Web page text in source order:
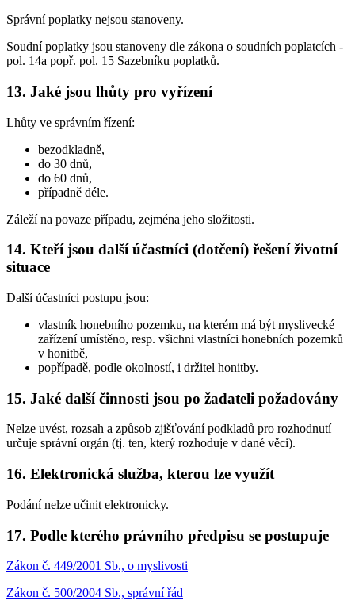
Správní poplatky nejsou stanoveny.
Soudní poplatky jsou stanoveny dle zákona o soudních poplatcích -
pol. 14a popř. pol. 15 Sazebníku poplatků.
13. Jaké jsou lhůty pro vyřízení
Lhůty ve správním řízení:
bezodkladně,
do 30 dnů,
do 60 dnů,
případně déle.
Záleží na povaze případu, zejména jeho složitosti.
14. Kteří jsou další účastníci (dotčení) řešení životní
situace
Další účastníci postupu jsou:
vlastník honebního pozemku, na kterém má být myslivecké
zařízení umístěno, resp. všichni vlastníci honebních pozemků
v honitbě,
popřípadě, podle okolností, i držitel honitby.
15. Jaké další činnosti jsou po žadateli požadovány
Nelze uvést, rozsah a způsob zjišťování podkladů pro rozhodnutí
určuje správní orgán (tj. ten, který rozhoduje v dané věci).
16. Elektronická služba, kterou lze využít
Podání nelze učinit elektronicky.
17. Podle kterého právního předpisu se postupuje
Zákon č. 449/2001 Sb., o myslivosti
Zákon č. 500/2004 Sb., správní řád